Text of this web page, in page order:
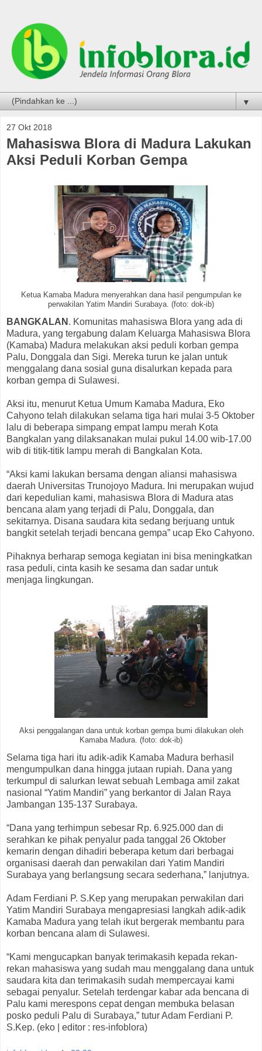
▼
27 Okt 2018
Mahasiswa Blora di Madura Lakukan
Aksi Peduli Korban Gempa
Ketua Kamaba Madura menyerahkan dana hasil pengumpulan ke
perwakilan Yatim Mandiri Surabaya. (foto: dok-ib)
BANGKALAN . Komunitas mahasiswa Blora yang ada di
Madura, yang tergabung dalam Keluarga Mahasiswa Blora
(Kamaba) Madura melakukan aksi peduli korban gempa
Palu, Donggala dan Sigi. Mereka turun ke jalan untuk
menggalang dana sosial guna disalurkan kepada para
korban gempa di Sulawesi.
Aksi itu, menurut Ketua Umum Kamaba Madura, Eko
Cahyono telah dilakukan selama tiga hari mulai 3-5 Oktober
lalu di beberapa simpang empat lampu merah Kota
Bangkalan yang dilaksanakan mulai pukul 14.00 wib-17.00
wib di titik-titik lampu merah di Bangkalan Kota.
“Aksi kami lakukan bersama dengan aliansi mahasiswa
daerah Universitas Trunojoyo Madura. Ini merupakan wujud
dari kepedulian kami, mahasiswa Blora di Madura atas
bencana alam yang terjadi di Palu, Donggala, dan
sekitarnya. Disana saudara kita sedang berjuang untuk
bangkit setelah terjadi bencana gempa” ucap Eko Cahyono.
Pihaknya berharap semoga kegiatan ini bisa meningkatkan
rasa peduli, cinta kasih ke sesama dan sadar untuk
menjaga lingkungan.
Aksi penggalangan dana untuk korban gempa bumi dilakukan oleh
Kamaba Madura. (foto: dok-ib)
Selama tiga hari itu adik-adik Kamaba Madura berhasil
mengumpulkan dana hingga jutaan rupiah. Dana yang
terkumpul di salurkan lewat sebuah Lembaga amil zakat
nasional “Yatim Mandiri” yang berkantor di Jalan Raya
Jambangan 135-137 Surabaya.
“Dana yang terhimpun sebesar Rp. 6.925.000 dan di
serahkan ke pihak penyalur pada tanggal 26 Oktober
kemarin dengan dihadiri beberapa ketum dari berbagai
organisasi daerah dan perwakilan dari Yatim Mandiri
Surabaya yang berlangsung secara sederhana,” lanjutnya.
Adam Ferdiani P. S.Kep yang merupakan perwakilan dari
Yatim Mandiri Surabaya mengapresiasi langkah adik-adik
Kamaba Madura yang telah ikut bergerak membantu para
korban bencana alam di Sulawesi.
“Kami mengucapkan banyak terimakasih kepada rekan-
rekan mahasiswa yang sudah mau menggalang dana untuk
saudara kita dan terimakasih sudah mempercayai kami
sebagai penyalur. Setelah terdengar kabar ada bencana di
Palu kami merespons cepat dengan membuka belasan
posko peduli Palu di Surabaya,” tutur Adam Ferdiani P.
S.Kep. (eko | editor : res-infoblora)